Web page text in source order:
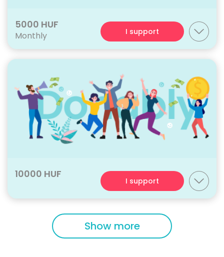
5000 HUF
Monthly I support
10000 HUF
I support
Show more